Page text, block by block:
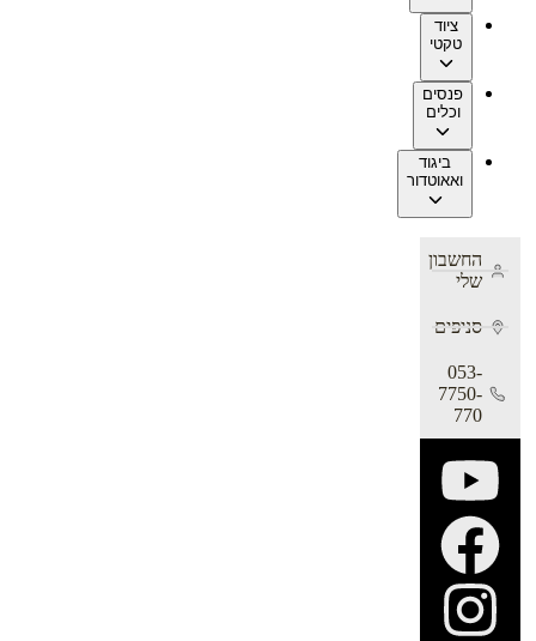
ציוד
טקטי
פנסים
וכלים
ביגוד
ואאוטדור
החשבון
שלי
סניפים
053-
7750-
770